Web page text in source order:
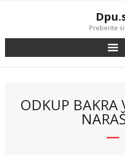
Preberite
ODKUP BAKRA